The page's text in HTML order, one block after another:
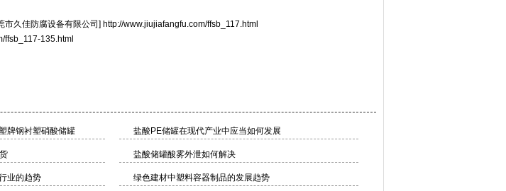
市久佳防腐设备有限公司 ] http://www.jiujiafangfu.com/ffsb_117.html
ffsb_117-135.html
牌钢衬塑硝酸储罐 盐酸PE储罐在现代产业中应当如何发展
盐酸储罐酸雾外泄如何解决
业的趋势 绿色建材中塑料容器制品的发展趋势